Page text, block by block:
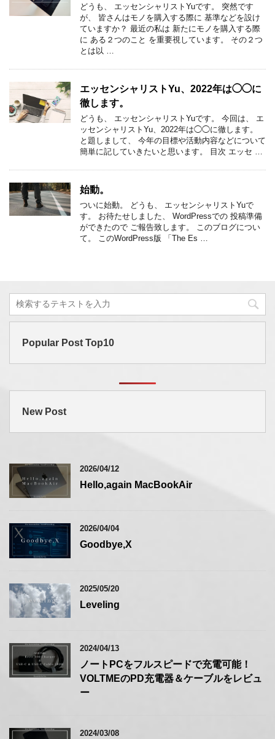
どうも、 エッセンシャリストYuです。 突然です
が、 皆さんはモノを購入する際に 基準などを設け
ていますか？ 最近の私は 新たにモノを購入する際
に ある２つのこと を重要視しています。 その２つ
とは以 …
エッセンシャリストYu、2022年は◯◯に
徹します。
どうも、 エッセンシャリストYuです。 今回は、 エ
ッセンシャリストYu、2022年は◯◯に徹します。
と題しまして、 今年の目標や活動内容などについて
簡単に記していきたいと思います。 目次 エッセ …
始動。
ついに始動。 どうも、 エッセンシャリストYuで
す。 お待たせしました、 WordPressでの 投稿準備
ができたので ご報告致します。 このブログについ
て。 このWordPress版 「The Es …
Popular Post Top10
New Post
2026/04/12
Hello,again MacBookAir
2026/04/04
Goodbye,X
2025/05/20
Leveling
2024/04/13
ノートPCをフルスピードで充電可能！
VOLTMEのPD充電器＆ケーブルをレビュ
ー
2024/03/08